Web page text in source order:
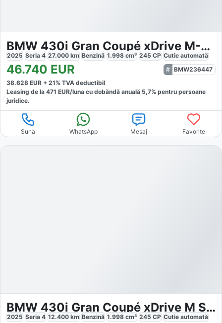
BMW 430i Gran Coupé xDrive M-Sport
2025 Seria 4 27.000 km Benzină 1.998 cm³ 245 CP Cutie automată
46.740 EUR
BMW236447
38.628 EUR + 21% TVA deductibil
Leasing de la 471 EUR/luna cu dobăndă anuală 5,7% pentru persoane
juridice.
Sună WhatsApp Mesaj Favorite
BMW 430i Gran Coupé xDrive M Sport
2025 Seria 4 12.400 km Benzină 1.998 cm³ 245 CP Cutie automată